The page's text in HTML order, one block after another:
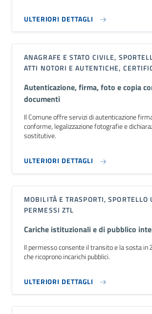
ULTERIORI DETTAGLI
ANAGRAFE E STATO CIVILE,
ATTI NOTORI E AUTENTICHE,
Autenticazione, firma, foto e copia
documenti
Il Comune offre servizi di autenticazione
conforme, legalizzazione fotografie e
sostitutive.
ULTERIORI DETTAGLI
MOBILITÀ E TRASPORTI, SPORTELLO
PERMESSI ZTL
Cariche istituzionali e di pubblico
Il permesso consente il transito e la sosta in
che ricoprono incarichi pubblici.
ULTERIORI DETTAGLI